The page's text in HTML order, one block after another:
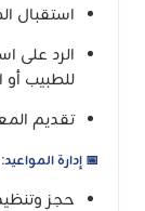
استقبال
الرد على
للطبيب أو
تقديم
📅 إدارة المواعيد:
حجز